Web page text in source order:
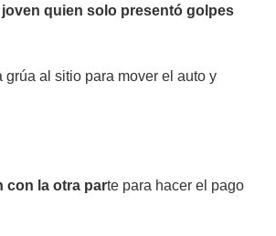
quien solo presentó golpes
al sitio para mover el auto y
con la otra parte para hacer el pago